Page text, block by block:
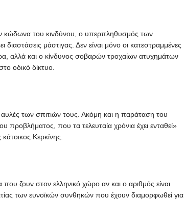
κώδωνα του κινδύνου, ο υπερπληθυσμός των
μάστιγας. Δεν είναι μόνο οι κατεστραμμένες
αλλά και ο κίνδυνος σοβαρών τροχαίων ατυχημάτων
οδικό δίκτυο.
αυλές των σπιτιών τους. Ακόμη και η παράταση του
προβλήματος, που τα τελευταία χρόνια έχει ενταθεί»
Κερκίνης.
ζουν στον ελληνικό χώρο αν και ο αριθμός είναι
των ευνοϊκών συνθηκών που έχουν διαμορφωθεί για